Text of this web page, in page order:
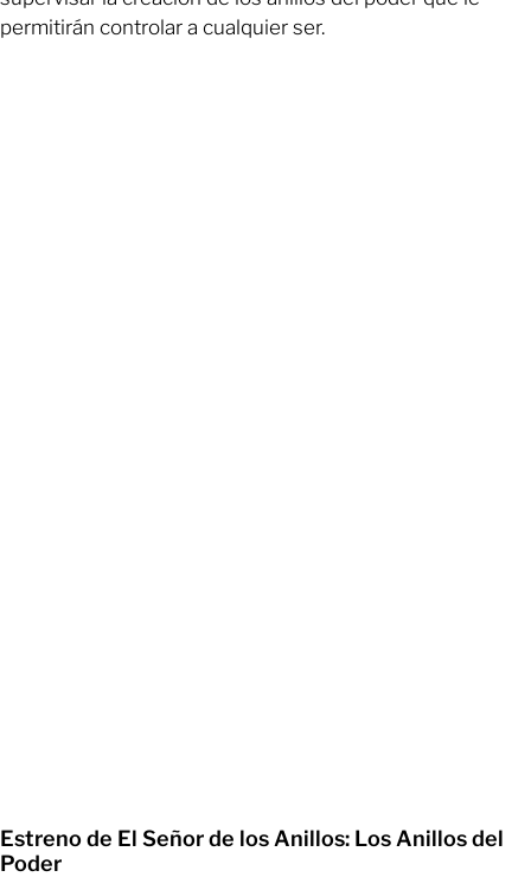
permitirán controlar a cualquier ser.
Estreno de El Señor de los Anillos: Los Anillos del
Poder